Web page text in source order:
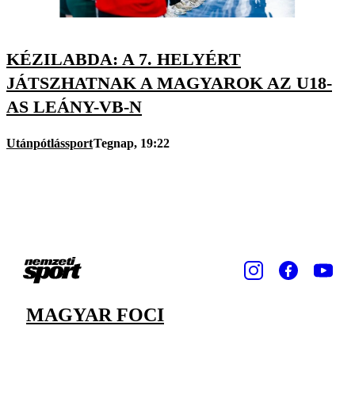
KÉZILABDA: A 7. HELYÉRT
JÁTSZHATNAK A MAGYAROK AZ U18-
AS LEÁNY-VB-N
UtánpótlássportTegnap, 19:22
MAGYAR FOCI